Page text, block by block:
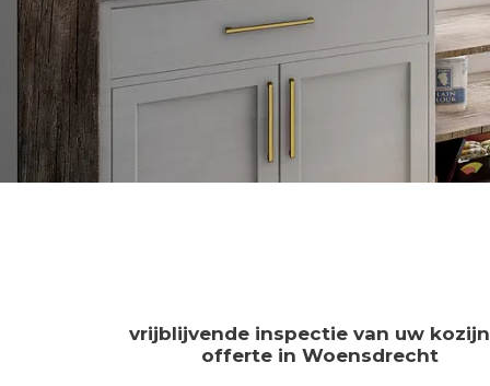
vrijblijvende inspectie van uw
offerte in Woensdrecht